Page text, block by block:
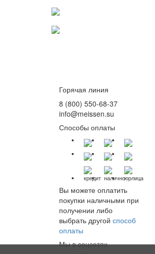
Горячая линия
8 (800) 550-68-37
info@meissen.su
Способы оплаты
кредит наличноюрлица
Вы можете оплатить
покупки наличными при
получении либо
выбрать другой способ
оплаты
Мы в соцсетях